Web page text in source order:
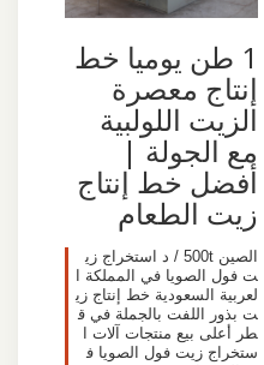
1 طن يوميا خط
إنتاج معصرة
الزيت اللولبية
مع الجولة |
أفضل خط إنتاج
زيت الطعام
الصين 500t / د استخراج زي
ت فول الصويا في المملكة ا
لعربية السعودية خط إنتاج زي
ت بذور اللفت بالجملة في ق
طر أعلى بيع منتجات آلات ا
ستخراج زيت فول الصويا ف